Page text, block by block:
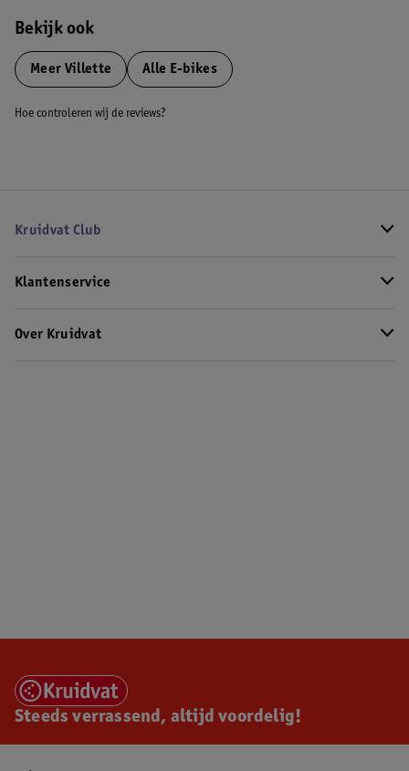
Bekijk ook
Meer Villette Alle E-bikes
Hoe controleren wij de reviews?
Kruidvat Club
Klantenservice
Over Kruidvat
Steeds verrassend, altijd voordelig!